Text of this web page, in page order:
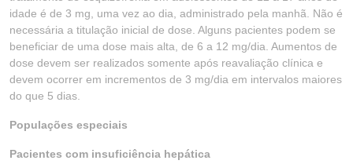
idade é de 3 mg, uma vez ao dia, administrado pela manhã. Não é
necessária a titulação inicial de dose. Alguns pacientes podem se
beneficiar de uma dose mais alta, de 6 a 12 mg/dia. Aumentos de
dose devem ser realizados somente após reavaliação clínica e
devem ocorrer em incrementos de 3 mg/dia em intervalos maiores
do que 5 dias.
Populações especiais
Pacientes com insuficiência hepática